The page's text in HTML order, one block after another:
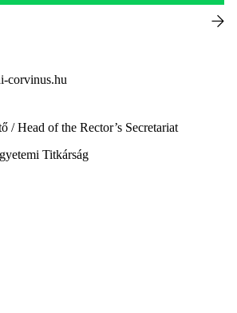
corvinus.hu
/ Head of the Rector’s Secretariat
Titkárság